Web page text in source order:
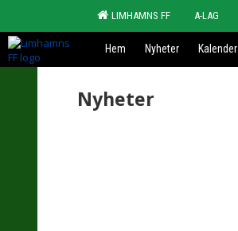
LIMHAMNS FF A-LAG
Hem Nyheter Kalender
Nyheter